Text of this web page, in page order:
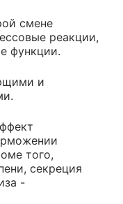
смене
реакции,
функции.
и
того,
секреция
-